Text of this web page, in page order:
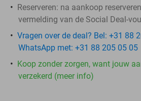
Reserveren: na aankoop
vermelding van de Social Deal-
Vragen over de deal? Bel: +31 88
WhatsApp met: +31 88 205 05 05
Koop zonder zorgen, want jouw
verzekerd (meer info)